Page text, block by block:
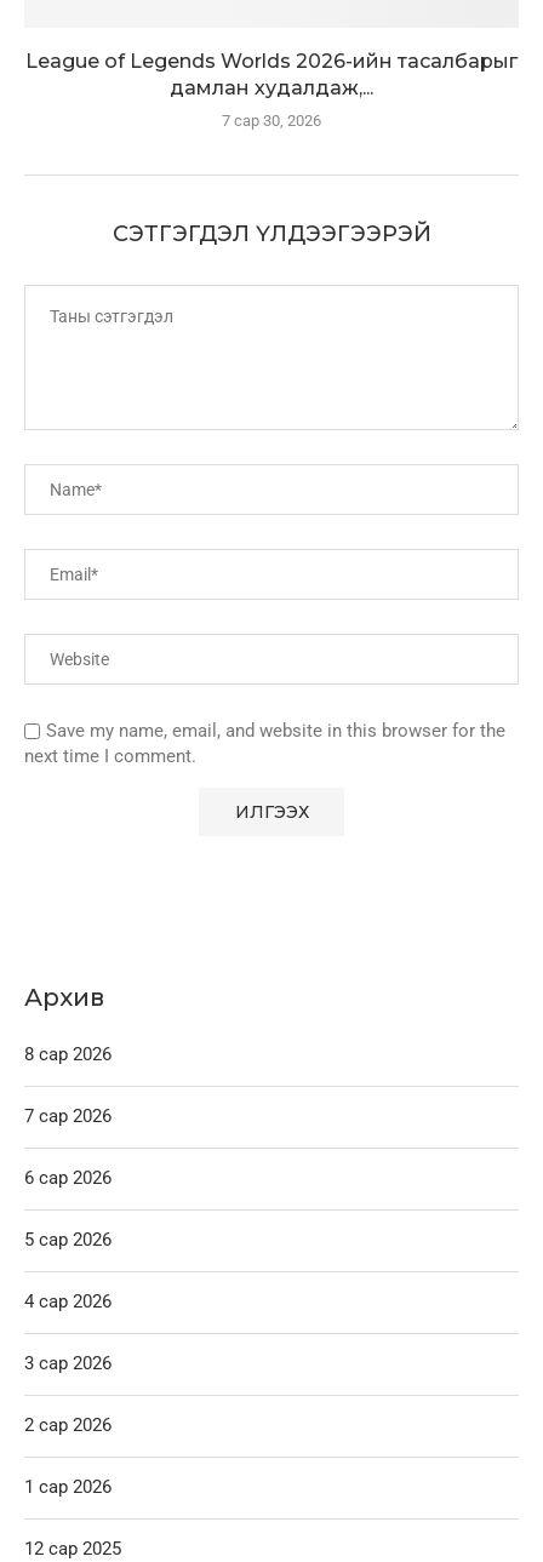
League of Legends Worlds 2026-ийн тасалбарыг
дамлан худалдаж,...
7 сар 30, 2026
СЭТГЭГДЭЛ ҮЛДЭЭГЭЭРЭЙ
Save my name, email, and website in this browser for the
next time I comment.
Архив
8 сар 2026
7 сар 2026
6 сар 2026
5 сар 2026
4 сар 2026
3 сар 2026
2 сар 2026
1 сар 2026
12 сар 2025